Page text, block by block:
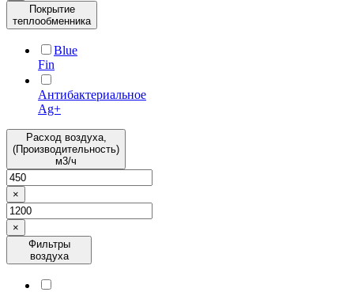
Покрытие
теплообменника
Blue
Fin
Антибактериальное
Ag+
Расход воздуха,
(Производительность)
м3/ч
×
×
Фильтры
воздуха